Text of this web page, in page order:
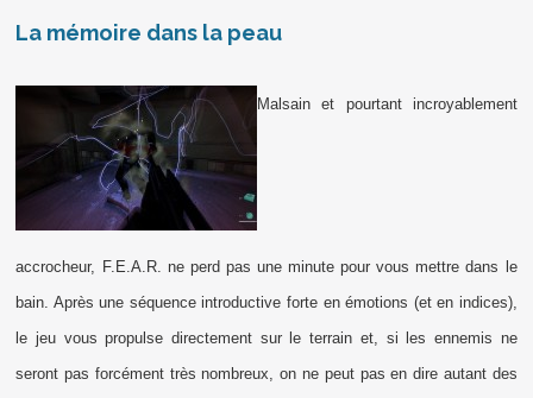
La mémoire dans la peau
Malsain et pourtant incroyablement
accrocheur, F.E.A.R. ne perd pas une minute pour vous mettre dans le
bain. Après une séquence introductive forte en émotions (et en indices),
le jeu vous propulse directement sur le terrain et, si les ennemis ne
seront pas forcément très nombreux, on ne peut pas en dire autant des